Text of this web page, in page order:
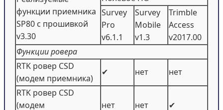
функции приемника
SP80 с прошивкой
v3.30
Survey
Pro
v6.1.1
Survey
Mobile
v1.3
Trimble
Access
v2017.00
Функции ровера
RTK ровер CSD
(модем приемника)
✔ нет
нет
RTK ровер CSD
(модем
нет нет ✔